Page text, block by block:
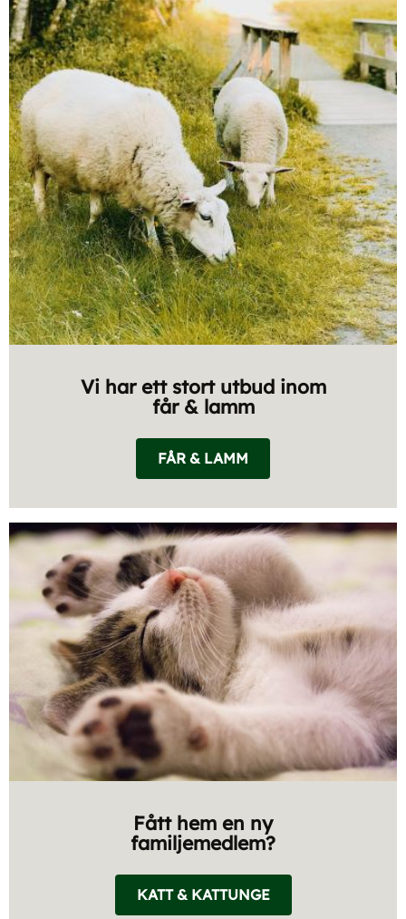
Vi har ett stort utbud inom
får & lamm
FÅR & LAMM
Fått hem en ny
familjemedlem?
KATT & KATTUNGE